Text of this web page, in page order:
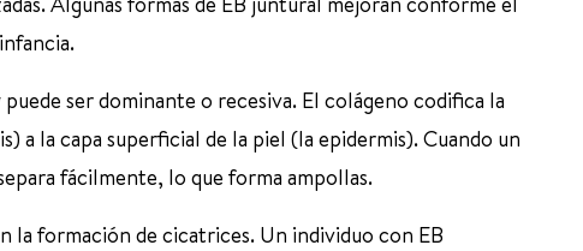
ser dominante o recesiva. El colágeno codifica la
a la capa superficial de la piel (la epidermis). Cuando un
fácilmente, lo que forma ampollas.
la formación de cicatrices. Un individuo con EB